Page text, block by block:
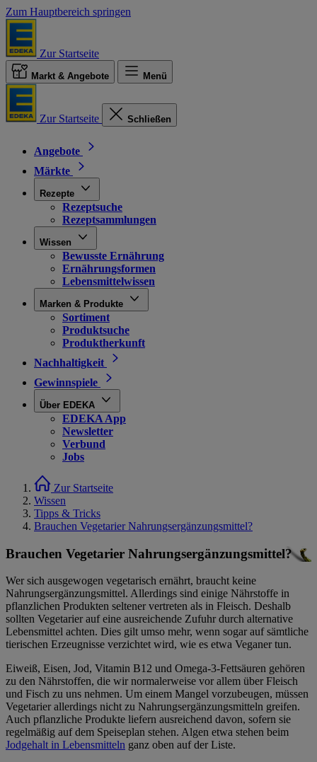
Zum Hauptbereich springen
Zur Startseite
Markt & Angebote Menü
Zur Startseite Schließen
Angebote
Märkte
Rezepte
Rezeptsuche
Rezeptsammlungen
Wissen
Bewusste Ernährung
Ernährungsformen
Lebensmittelwissen
Marken & Produkte
Sortiment
Produktsuche
Produktherkunft
Nachhaltigkeit
Gewinnspiele
Über EDEKA
EDEKA App
Newsletter
Verbund
Jobs
Zur Startseite
Wissen
Tipps & Tricks
Brauchen Vegetarier Nahrungsergänzungsmittel?
Brauchen Vegetarier Nahrungsergänzungsmittel?
Wer sich ausgewogen vegetarisch ernährt, braucht keine
Nahrungsergänzungsmittel. Allerdings sind einige Nährstoffe in
pflanzlichen Produkten seltener vertreten als in Fleisch. Deshalb
sollten Vegetarier auf eine ausreichende Zufuhr durch alternative
Lebensmittel achten. Dies gilt umso mehr, wenn sogar auf sämtliche
tierischen Erzeugnisse verzichtet wird, wie es etwa Veganer tun.
Eiweiß, Eisen, Jod, Vitamin B12 und Omega-3-Fettsäuren gehören
zu den Nährstoffen, die wir normalerweise vor allem über Fleisch
und Fisch zu uns nehmen. Um einem Mangel vorzubeugen, müssen
Vegetarier allerdings nicht zu Nahrungsergänzungsmitteln greifen.
Auch pflanzliche Produkte liefern ausreichend davon, sofern sie
regelmäßig auf dem Speiseplan stehen. Algen etwa stehen beim
Jodgehalt in Lebensmitteln ganz oben auf der Liste.